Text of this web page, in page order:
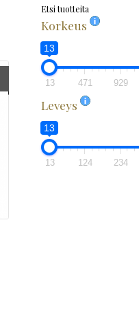
Etsi tuotteita
Korkeus
13
13 471 929
Leveys
13
13 124 234